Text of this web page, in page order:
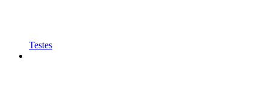
Testes